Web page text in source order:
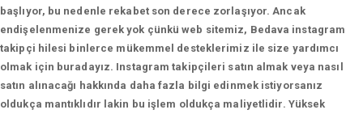
başlıyor, bu nedenle rekabet son derece zorlaşıyor. Ancak
endişelenmenize gerek yok çünkü web sitemiz, Bedava instagram
takipçi hilesi binlerce mükemmel desteklerimiz ile size yardımcı
olmak için buradayız. Instagram takipçileri satın almak veya nasıl
satın alınacağı hakkında daha fazla bilgi edinmek istiyorsanız
oldukça mantıklıdır lakin bu işlem oldukça maliyetlidir. Yüksek